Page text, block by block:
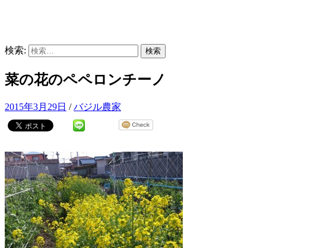
検索:
菜の花のペペロンチーノ
2015年3月29日 /バジル農家